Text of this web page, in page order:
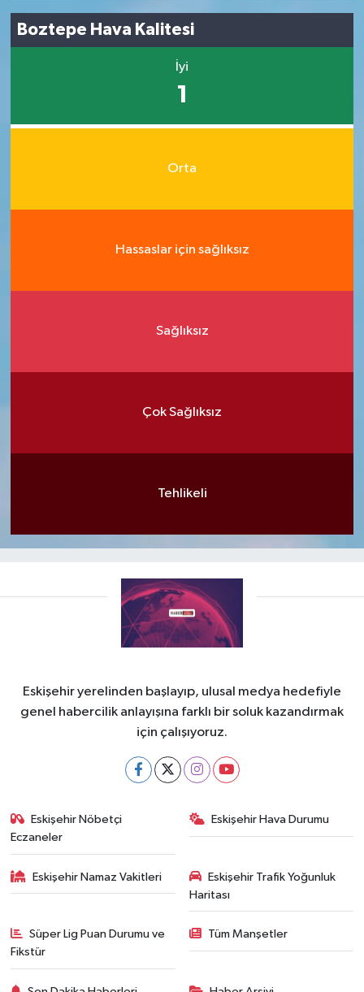
Boztepe Hava Kalitesi
İyi
1
Orta
Hassaslar için sağlıksız
Sağlıksız
Çok Sağlıksız
Tehlikeli
Eskişehir yerelinden başlayıp, ulusal medya hedefiyle
genel habercilik anlayışına farklı bir soluk kazandırmak
için çalışıyoruz.
Eskişehir Nöbetçi
Eczaneler
Eskişehir Hava Durumu
Eskişehir Namaz Vakitleri
Eskişehir Trafik Yoğunluk
Haritası
Süper Lig Puan Durumu ve
Fikstür
Tüm Manşetler